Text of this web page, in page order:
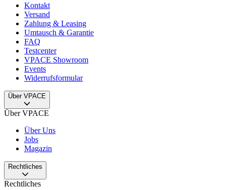
Kontakt
Versand
Zahlung & Leasing
Umtausch & Garantie
FAQ
Testcenter
VPACE Showroom
Events
Widerrufsformular
Über VPACE
Über VPACE
Über Uns
Jobs
Magazin
Rechtliches
Rechtliches